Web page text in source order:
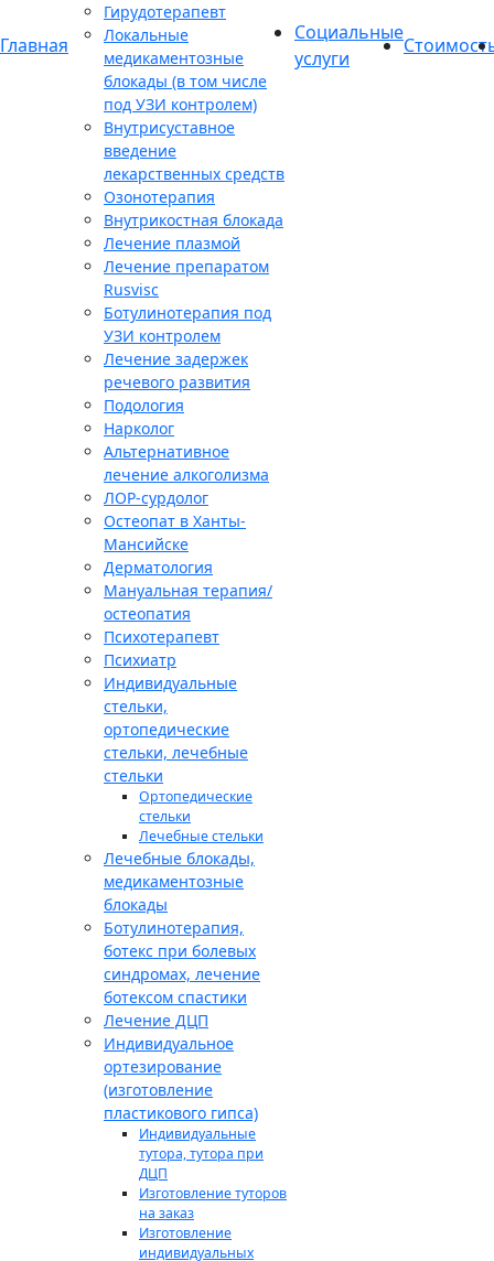
Главная
Гирудотерапевт
Локальные
медикаментозные
блокады (в том числе
под УЗИ контролем)
Внутрисуставное
введение
лекарственных средств
Озонотерапия
Внутрикостная блокада
Лечение плазмой
Лечение препаратом
Rusvisc
Ботулинотерапия под
УЗИ контролем
Лечение задержек
речевого развития
Подология
Нарколог
Альтернативное
лечение алкоголизма
ЛОР-сурдолог
Остеопат в Ханты-
Мансийске
Дерматология
Мануальная терапия/
остеопатия
Психотерапевт
Психиатр
Индивидуальные
стельки,
ортопедические
стельки, лечебные
стельки
Ортопедические
стельки
Лечебные стельки
Лечебные блокады,
медикаментозные
блокады
Ботулинотерапия,
ботекс при болевых
синдромах, лечение
ботексом спастики
Лечение ДЦП
Индивидуальное
ортезирование
(изготовление
пластикового гипса)
Индивидуальные
тутора, тутора при
ДЦП
Изготовление туторов
на заказ
Изготовление
индивидуальных
Социальные
услуги